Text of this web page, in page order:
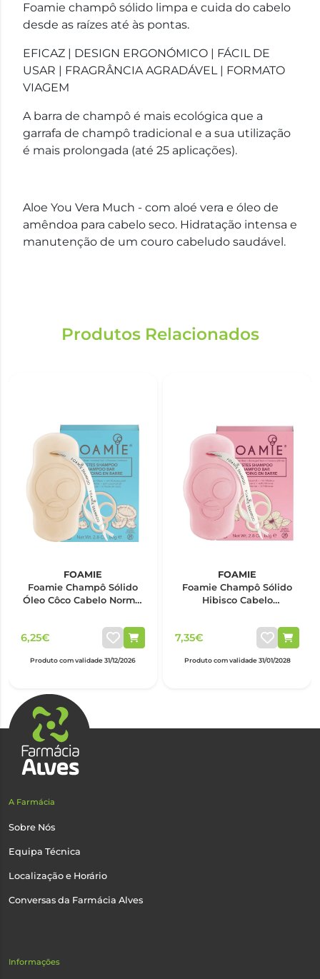
Foamie champô sólido limpa e cuida do cabelo
desde as raízes até às pontas.
EFICAZ | DESIGN ERGONÓMICO | FÁCIL DE
USAR | FRAGRÂNCIA AGRADÁVEL | FORMATO
VIAGEM
A barra de champô é mais ecológica que a
garrafa de champô tradicional e a sua utilização
é mais prolongada (até 25 aplicações).
Aloe You Vera Much - com aloé vera e óleo de
amêndoa para cabelo seco. Hidratação intensa e
manutenção de um couro cabeludo saudável.
Produtos Relacionados
FOAMIE
Foamie Champô Sólido
Óleo Côco Cabelo Normal
6,25€
Produto com validade 31/12/2026
FOAMIE
Foamie Champô Sólido
Hibisco Cabelo
7,35€
Produto com validade 31/01/2028
A Farmácia
Sobre Nós
Equipa Técnica
Localização e Horário
Conversas da Farmácia Alves
Informações